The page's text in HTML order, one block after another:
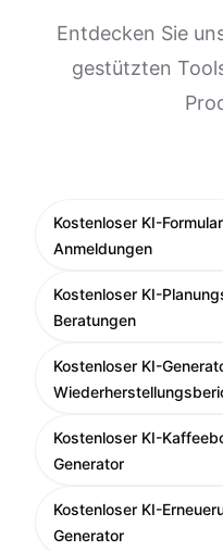
Entdecken Sie
gestützten
Kostenloser KI-
Anmeldungen
Kostenloser KI-
Beratungen
Kostenloser KI-
Kostenloser KI-
Generator
Kostenloser KI-
Generator